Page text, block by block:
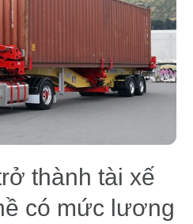
thành tài xế
có mức lương